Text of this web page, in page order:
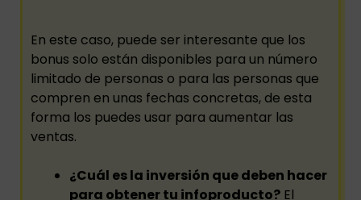
En este caso, puede ser interesante que los
bonus solo están disponibles para un número
limitado de personas o para las personas que
compren en unas fechas concretas, de esta
forma los puedes usar para aumentar las
ventas.
¿Cuál es la inversión que deben hacer
para obtener tu infoproducto? El